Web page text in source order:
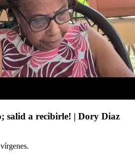
salid a recibirle! | Dory Diaz